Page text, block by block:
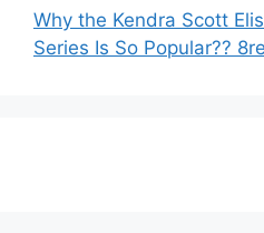
Why the Kendra Scott
Series Is So Popular??